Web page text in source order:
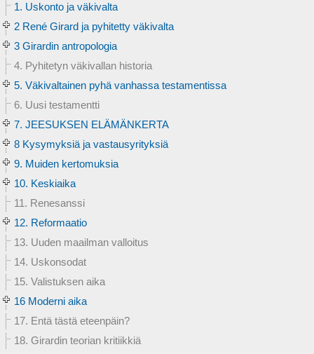
1. Uskonto ja väkivalta
2 René Girard ja pyhitetty väkivalta
3 Girardin antropologia
4. Pyhitetyn väkivallan historia
5. Väkivaltainen pyhä vanhassa testamentissa
6. Uusi testamentti
7. JEESUKSEN ELÄMÄNKERTA
8 Kysymyksiä ja vastausyrityksiä
9. Muiden kertomuksia
10. Keskiaika
11. Renesanssi
12. Reformaatio
13. Uuden maailman valloitus
14. Uskonsodat
15. Valistuksen aika
16 Moderni aika
17. Entä tästä eteenpäin?
18. Girardin teorian kritiikkiä